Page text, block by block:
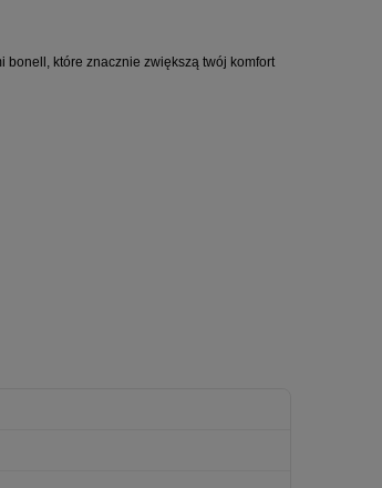
bonell, które znacznie zwiększą twój komfort